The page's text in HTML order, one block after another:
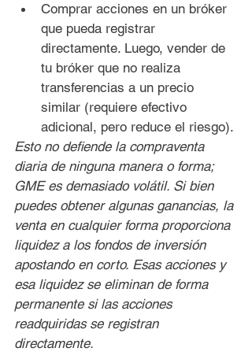
Comprar acciones en un bróker
que pueda registrar
directamente. Luego, vender de
tu bróker que no realiza
transferencias a un precio
similar (requiere efectivo
adicional, pero reduce el riesgo).
Esto no defiende la compraventa
diaria de ninguna manera o forma;
GME es demasiado volátil. Si bien
puedes obtener algunas ganancias, la
venta en cualquier forma proporciona
liquidez a los fondos de inversión
apostando en corto. Esas acciones y
esa liquidez se eliminan de forma
permanente si las acciones
readquiridas se registran
directamente.